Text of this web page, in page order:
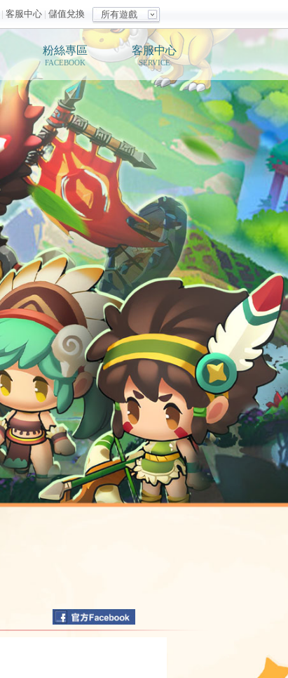
所有遊戲
| 客服中心 | 儲值兌換
粉絲專區
FACEBOOK
客服中心
SERVICE